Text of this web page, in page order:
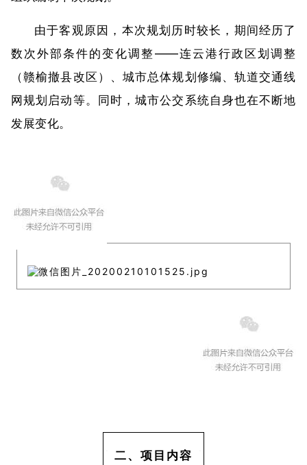
由于客观原因，本次规划历时较长，期间经历了
数次外部条件的变化调整——连云港行政区划调整
（赣榆撤县改区）、城市总体规划修编、轨道交通线
网规划启动等。同时，城市公交系统自身也在不断地
发展变化。
二、项目内容